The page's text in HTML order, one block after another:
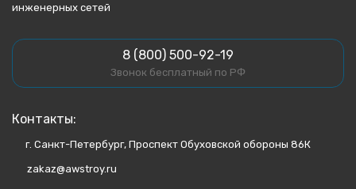
инженерных сетей
8 (800) 500-92-19
Звонок бесплатный по РФ
Контакты:
г. Санкт-Петербург, Проспект Обуховской обороны 86К
zakaz@awstroy.ru